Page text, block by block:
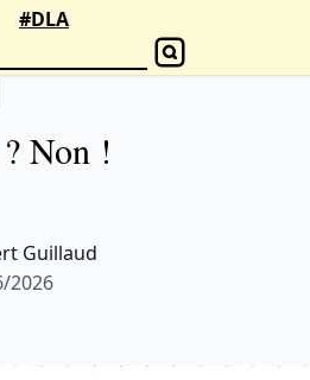
#DLA
Non !
Guillaud
2026